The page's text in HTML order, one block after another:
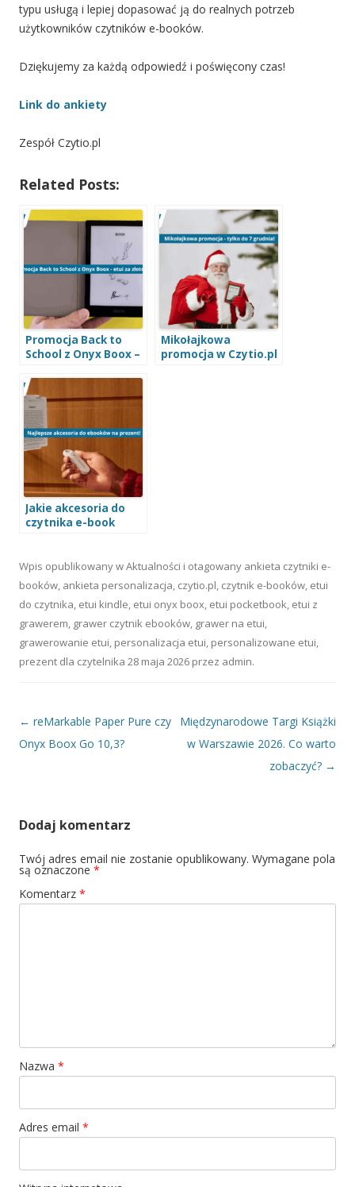
typu usługą i lepiej dopasować ją do realnych potrzeb
użytkowników czytników e-booków.
Dziękujemy za każdą odpowiedź i poświęcony czas!
Link do ankiety
Zespół Czytio.pl
Related Posts:
Promocja Back to
School z Onyx Boox –
[PROMOCJA
NIEAKTUALNA]
Mikołajkowa
promocja w Czytio.pl
Jakie akcesoria do
czytnika e-book
Wpis opublikowany wAktualności i otagowany ankieta czytniki e-
booków, ankieta personalizacja, czytio.pl, czytnik e-booków, etui
do czytnika, etui kindle, etui onyx boox, etui pocketbook, etui z
grawerem, grawer czytnik ebooków, grawer na etui,
grawerowanie etui, personalizacja etui, personalizowane etui,
prezent dla czytelnika 28 maja 2026 przez admin.
Nawigacja wpisu
← reMarkable Paper Pure czy
Onyx Boox Go 10,3?
Międzynarodowe Targi Książki
w Warszawie 2026. Co warto
zobaczyć? →
Dodaj komentarz
Twój adres email nie zostanie opublikowany. Wymagane pola
są oznaczone *
Komentarz *
Nazwa *
Adres email *